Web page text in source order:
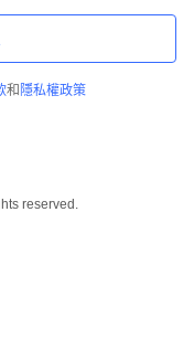
和 隱私權政策
reserved.